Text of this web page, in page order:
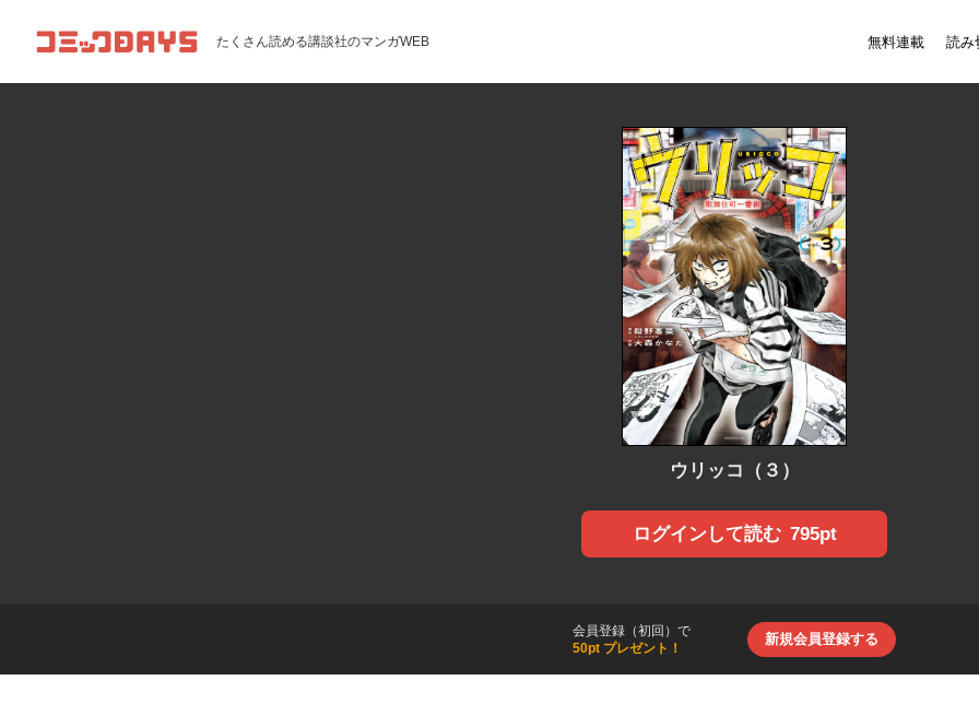
コミックDAYS たくさん読める講談社のマンガWEB 無料連載 読み
ウリッコ（３）
ログインして読む 795pt
会員登録（初回）で
50pt プレゼント！
新規会員登録する